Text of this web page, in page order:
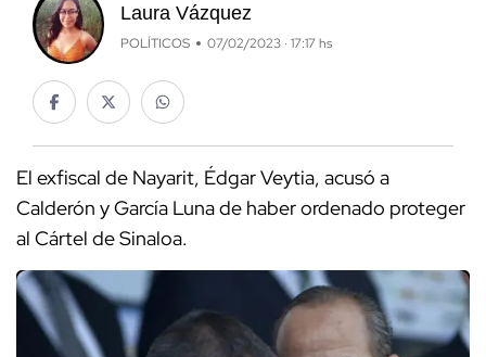
Laura Vázquez
POLÍTICOS 07/02/2023 · 17:17 hs
El exfiscal de Nayarit, Édgar Veytia, acusó a
Calderón y García Luna de haber ordenado proteger
al Cártel de Sinaloa.